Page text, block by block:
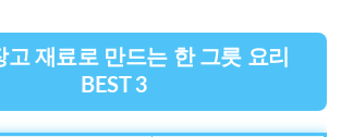
고 재료로 만드는 한 그릇 요리
BEST 3